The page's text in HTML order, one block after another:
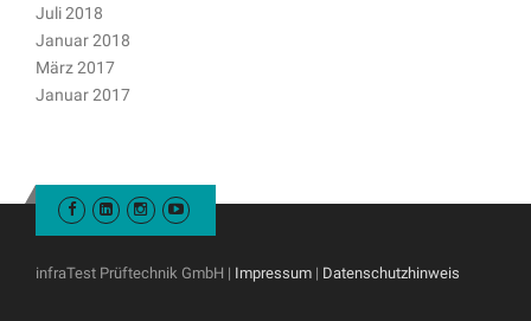
Juli 2018
Januar 2018
März 2017
Januar 2017
infraTest Prüftechnik GmbH | Impressum | Datenschutzhinweis